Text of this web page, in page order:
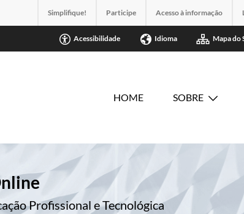
Simplifique! Participe Acesso à informação
Acessibilidade Idioma Mapa do
HOME SOBRE
Profissional e Tecnológica